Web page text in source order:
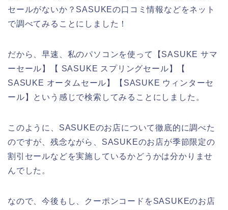
セールがないか？SASUKEの口コミ情報などをネット
で調べてみることにしました！
だから、早速、私のパソコンを使って【SASUKE サマ
ーセール】【 SASUKE スプリングセール】【
SASUKE オータムセール】【SASUKE ウィンターセ
ール】という感じで検索してみることにしました。
このように、SASUKEのお店について徹底的に調べた
のですが、残念ながら、SASUKEのお店が季節限定の
割引セールなどを実施しているかどうかは分かりませ
んでした。
なので、今後もし、クーポンコードをSASUKEのお店